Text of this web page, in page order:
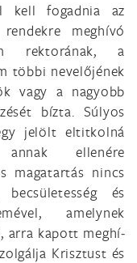
kell fogadnia az
meghívó
rektorának, a
többi nevelőjének
vagy a nagyobb
bízta. Súlyos
jelölt eltitkolná
annak ellenére
magatartás nincs
és
amelynek
arra kapott meghí­
Krisztust és